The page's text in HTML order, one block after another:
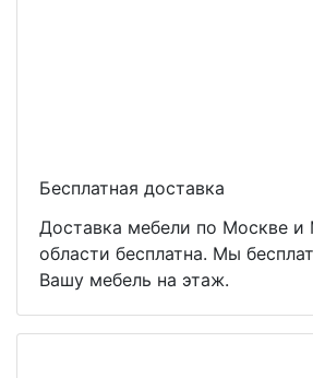
Бесплатная доставка
Доставка мебели по Москве и
области бесплатна. Мы
Вашу мебель на этаж.